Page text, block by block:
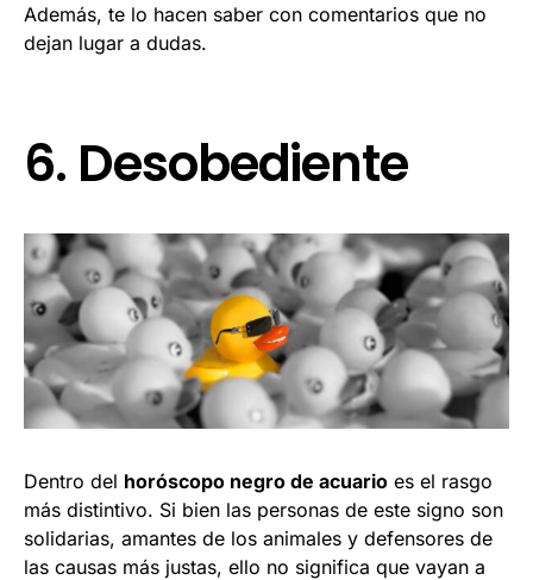
Además, te lo hacen saber con comentarios que no
dejan lugar a dudas.
6. Desobediente
Dentro del horóscopo negro de acuario es el rasgo
más distintivo. Si bien las personas de este signo son
solidarias, amantes de los animales y defensores de
las causas más justas, ello no significa que vayan a